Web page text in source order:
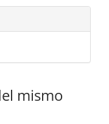
mismo